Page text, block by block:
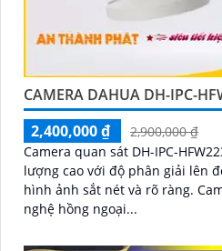
CAMERA DAHUA DH-IPC-
2,400,000 ₫
2,900,000 ₫
Camera quan sát DH-IPC-
lượng cao với độ phân giải lên
hình ảnh sắt nét và rõ ràng. Camera được trang bị công
nghệ hồng ngoại...